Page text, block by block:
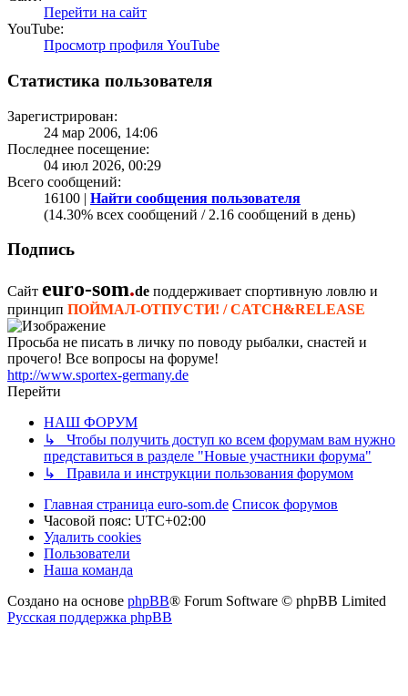
Перейти на сайт
YouTube:
Просмотр профиля YouTube
Статистика пользователя
Зарегистрирован:
24 мар 2006, 14:06
Последнее посещение:
04 июл 2026, 00:29
Всего сообщений:
16100 | Найти сообщения пользователя
(14.30% всех сообщений / 2.16 сообщений в день)
Подпись
Сайт euro-som.de поддерживает спортивную ловлю и
принцип ПОЙМАЛ-ОТПУСТИ! / CATCH&RELEASE
Просьба не писать в личку по поводу рыбалки, снастей и
прочего! Все вопросы на форуме!
http://www.sportex-germany.de
Перейти
НАШ ФОРУМ
↳ Чтобы получить доступ ко всем форумам вам нужно
представиться в разделе "Новые участники форума"
↳ Правила и инструкции пользования форумом
Главная страница euro-som.de Список форумов
Часовой пояс: UTC+02:00
Удалить cookies
Пользователи
Наша команда
Создано на основе phpBB® Forum Software © phpBB Limited
Русская поддержка phpBB